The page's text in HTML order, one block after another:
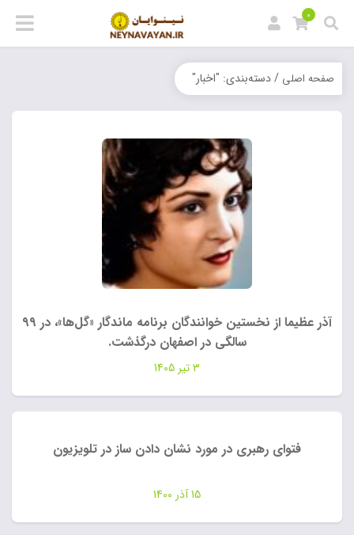
0
صفحه اصلی / دسته‌بندی: "اخبار"
آذر عظیما از نخستین خوانندگان برنامه ماندگار «گل‌ها»، در ۹۹
سالگی در اصفهان درگذشت.
3 تیر 1405
فتوای رهبری در مورد نشان دادن ساز در تلویزیون
15 آذر 1400